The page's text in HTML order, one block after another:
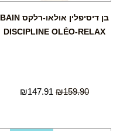
בן דיסיפלין אולאו-רלקס BAIN
DISCIPLINE OLÉO-RELAX
₪159.90
₪147.91